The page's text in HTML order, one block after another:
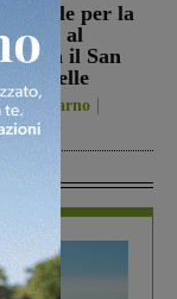
per la
al
arriva il San
Valdarno